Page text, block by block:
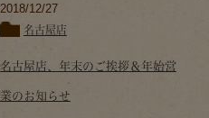
2018/12/27
名古屋店
名古屋店、年末のご挨拶＆年始営
業のお知らせ